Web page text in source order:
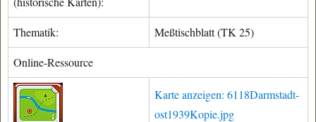
Thematik: Meßtischblatt (TK 25)
Online-Ressource
Karte anzeigen: 6118Darmstadt-
ost1939Kopie.jpg